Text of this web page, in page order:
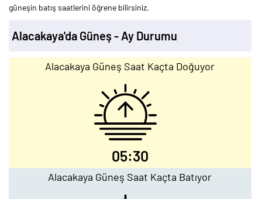
güneşin batış saatlerini öğrene bilirsiniz.
Alacakaya'da Güneş - Ay Durumu
Alacakaya Güneş Saat Kaçta Doğuyor
05:30
Alacakaya Güneş Saat Kaçta Batıyor